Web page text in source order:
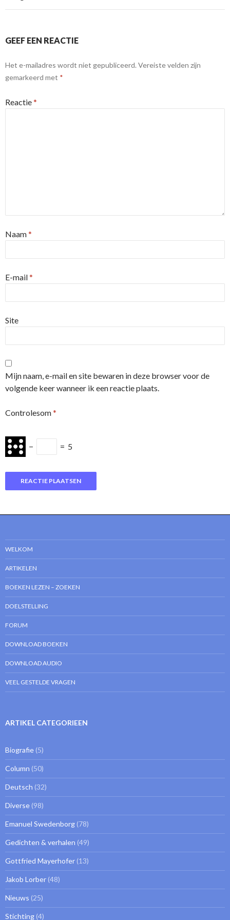
GEEF EEN REACTIE
Het e-mailadres wordt niet gepubliceerd. Vereiste velden zijn
gemarkeerd met *
Reactie*
Naam*
E-mail*
Site
Mijn naam, e-mail en site bewaren in deze browser voor de
volgende keer wanneer ik een reactie plaats.
Controlesom*
− = 5
WELKOM
ARTIKELEN
BOEKEN LEZEN – ZOEKEN
DOELSTELLING
FORUM
DOWNLOAD BOEKEN
DOWNLOAD AUDIO
VEEL GESTELDE VRAGEN
ARTIKEL CATEGORIEEN
Biografie (5)
Column (50)
Deutsch (32)
Diverse (98)
Emanuel Swedenborg (78)
Gedichten & verhalen (49)
Gottfried Mayerhofer (13)
Jakob Lorber (48)
Nieuws (25)
Stichting (4)